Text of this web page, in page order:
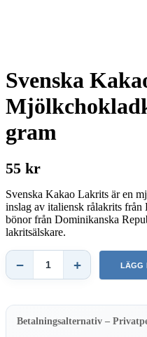
Svenska
gram
55 kr
Svenska Kakao Lakrits är en
inslag av italiensk rålakrits
bönor från Dominikanska
lakritsälskare.
Svenska
Kakao
–
Mjölkchokladkaka
− + LÄGG
Betalningsalternativ –